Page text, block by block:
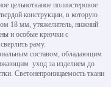
цельнотканое полиэстеровое
конструкции, в которую
18 мм, утяжелитель, нижний
и особые крючки с
сверлить раму.
составом, обладающим
уход за изделием до
Светонепроницаемость ткани